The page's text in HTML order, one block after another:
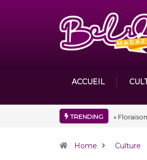
ACCUEIL
TRENDING Nidger F.
Home Culture